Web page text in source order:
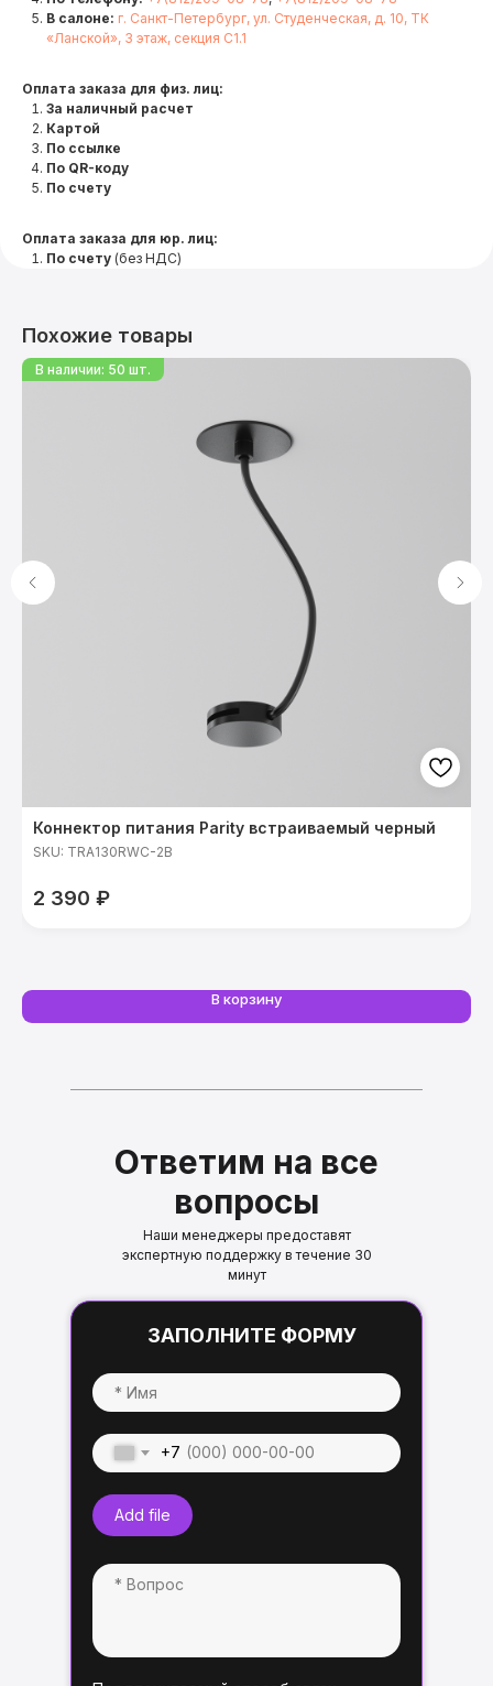
В салоне: г. Санкт-Петербург, ул. Студенческая, д. 10, ТК
«Ланской», 3 этаж, секция С1.1
Оплата заказа для физ. лиц:
За наличный расчет
Картой
По ссылке
По QR-коду
По счету
Оплата заказа для юр. лиц:
По счету (без НДС)
Похожие товары
Коннектор питания Parity встраиваемый черный
SKU: TRA130RWC-2B
2 390 ₽
В корзину
Наши менеджеры предоставят
экспертную поддержку в течение 30
минут
Ответим на все
вопросы
ЗАПОЛНИТЕ ФОРМУ
+7
Add file